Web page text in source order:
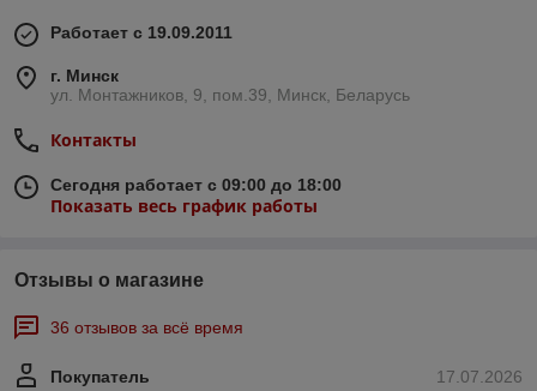
Работает с 19.09.2011
г. Минск
ул. Монтажников, 9, пом.39, Минск, Беларусь
Контакты
Сегодня работает с 09:00 до 18:00
Показать весь график работы
Отзывы о магазине
36 отзывов за всё время
17.07.2026
Покупатель